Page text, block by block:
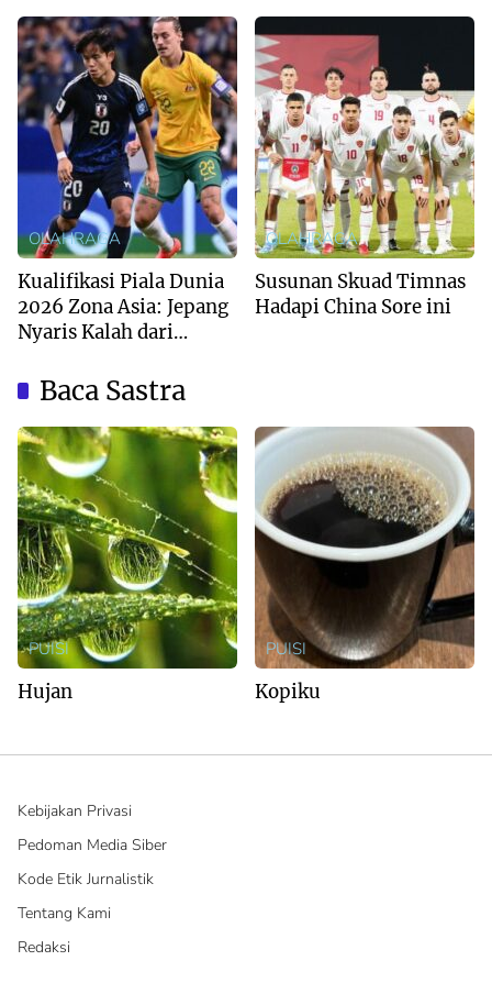
OLAHRAGA
Kualifikasi Piala Dunia
2026 Zona Asia: Jepang
Nyaris Kalah dari
OLAHRAGA
Susunan Skuad Timnas
Hadapi China Sore ini
Baca Sastra
PUISI
Hujan
PUISI
Kopiku
Kebijakan Privasi
Pedoman Media Siber
Kode Etik Jurnalistik
Tentang Kami
Redaksi